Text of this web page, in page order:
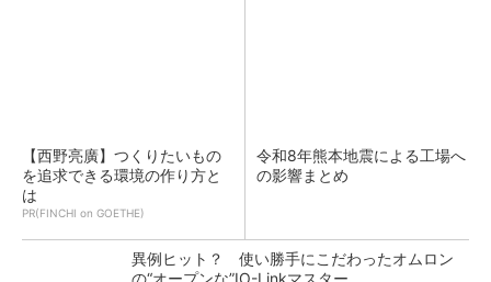
【西野亮廣】つくりたいもの
を追求できる環境の作り方と
は
PR(FINCHI on GOETHE)
令和8年熊本地震による工場へ
の影響まとめ
異例ヒット？ 使い勝手にこだわったオムロン
の“オープンな”IO-Linkマスター